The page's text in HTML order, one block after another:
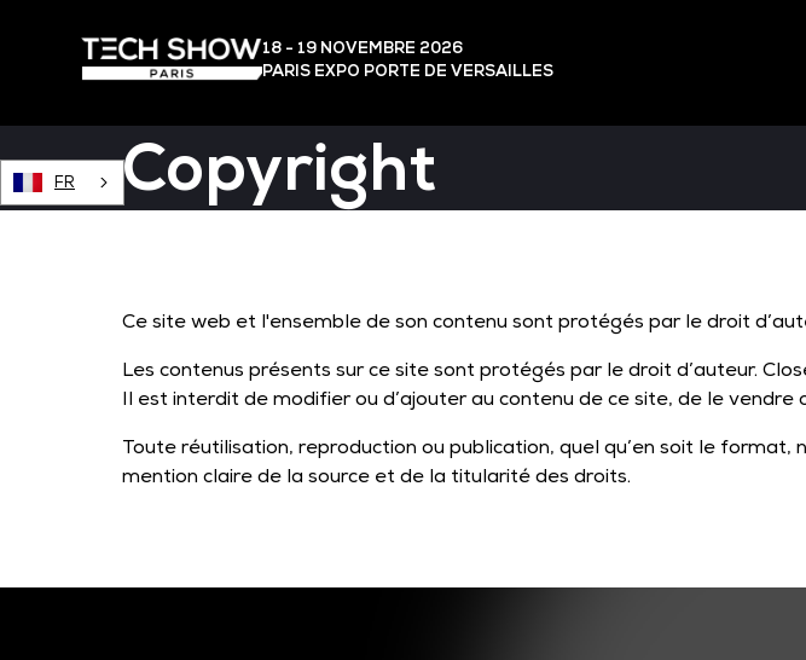
18 - 19 NOVEMBRE 2026
PARIS EXPO PORTE DE VERSAILLES
FR Copyright
Ce site web et l'ensemble de son contenu sont protégés par le droit
Les contenus présents sur ce site sont protégés par le droit d’auteur.
Il est interdit de modifier ou d’ajouter au contenu de ce site, de le vendre
Toute réutilisation, reproduction ou publication, quel qu’en soit le
mention claire de la source et de la titularité des droits.